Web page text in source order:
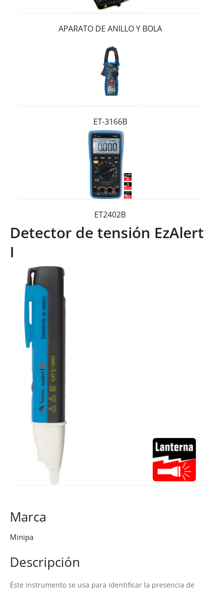
APARATO DE ANILLO Y BOLA
ET-3166B
ET2402B
Detector de tensión EzAlert
I
Marca
Minipa
Descripción
Éste instrumento se usa para identificar la presencia de